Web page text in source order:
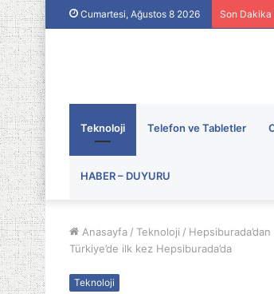
Cumartesi, Ağustos 8 2026 Son Dakika
Teknoloji Telefon ve Tabletler
HABER – DUYURU
Anasayfa / Teknoloji /
Türkiye’de ilk kez Hepsiburada’da
Teknoloji